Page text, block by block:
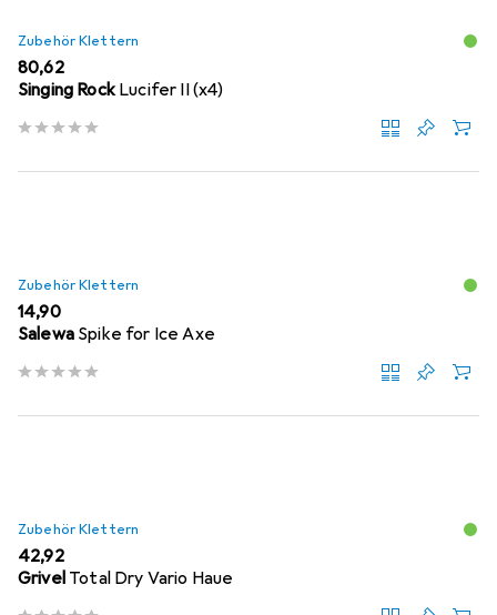
Zubehör Klettern
EUR
80,62
Singing Rock Lucifer II (x4)
Zubehör Klettern
EUR
14,90
Salewa Spike for Ice Axe
Zubehör Klettern
EUR
42,92
Grivel Total Dry Vario Haue